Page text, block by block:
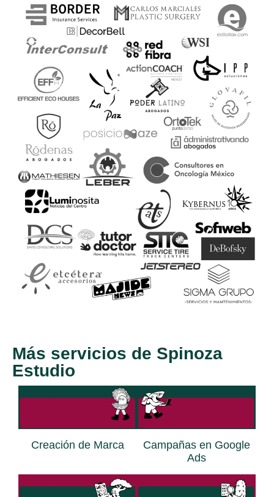
Más servicios de Spinoza
Estudio
Creación de Marca
Campañas en Google
Ads